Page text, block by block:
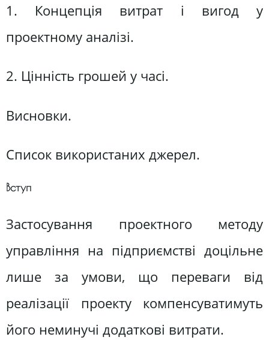
1. Концепція витрат і вигод у
проектному аналізі.
2. Цінність грошей у часі.
Висновки.
Список використаних джерел.
Вступ
Застосування проектного методу
управління на підприємстві доцільне
лише за умови, що переваги від
реалізації проекту компенсуватимуть
його неминучі додаткові витрати.